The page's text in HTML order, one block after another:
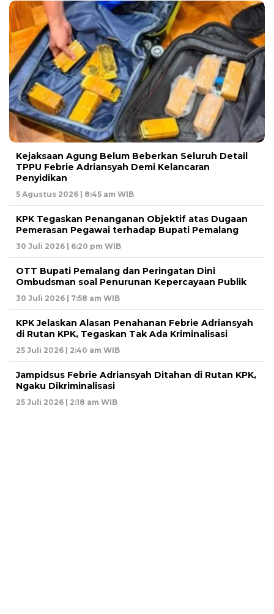
Kejaksaan Agung Belum Beberkan Seluruh Detail
TPPU Febrie Adriansyah Demi Kelancaran
Penyidikan
5 Agustus 2026 | 8:45 am WIB
KPK Tegaskan Penanganan Objektif atas Dugaan
Pemerasan Pegawai terhadap Bupati Pemalang
30 Juli 2026 | 6:20 pm WIB
OTT Bupati Pemalang dan Peringatan Dini
Ombudsman soal Penurunan Kepercayaan Publik
30 Juli 2026 | 7:58 am WIB
KPK Jelaskan Alasan Penahanan Febrie Adriansyah
di Rutan KPK, Tegaskan Tak Ada Kriminalisasi
25 Juli 2026 | 2:40 am WIB
Jampidsus Febrie Adriansyah Ditahan di Rutan KPK,
Ngaku Dikriminalisasi
25 Juli 2026 | 2:18 am WIB